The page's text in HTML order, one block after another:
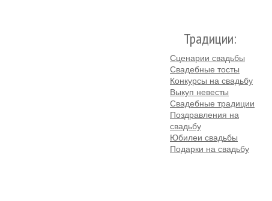
Традиции:
Сценарии свадьбы
Свадебные тосты
Конкурсы на свадьбу
Выкуп невесты
Свадебные традиции
Поздравления на
свадьбу
Юбилеи свадьбы
Подарки на свадьбу